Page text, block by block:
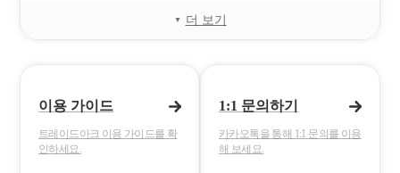
더 보기
이용 가이드
트레이드아크 이용 가이드를 확
인하세요.
1:1 문의하기
카카오톡을 통해 1:1 문의를 이용
해 보세요.